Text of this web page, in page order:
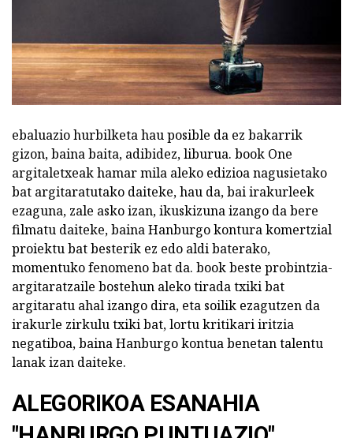
ebaluazio hurbilketa hau posible da ez bakarrik
gizon, baina baita, adibidez, liburua. book One
argitaletxeak hamar mila aleko edizioa nagusietako
bat argitaratutako daiteke, hau da, bai irakurleek
ezaguna, zale asko izan, ikuskizuna izango da bere
filmatu daiteke, baina Hanburgo kontura komertzial
proiektu bat besterik ez edo aldi baterako,
momentuko fenomeno bat da. book beste probintzia-
argitaratzaile bostehun aleko tirada txiki bat
argitaratu ahal izango dira, eta soilik ezagutzen da
irakurle zirkulu txiki bat, lortu kritikari iritzia
negatiboa, baina Hanburgo kontua benetan talentu
lanak izan daiteke.
ALEGORIKOA ESANAHIA